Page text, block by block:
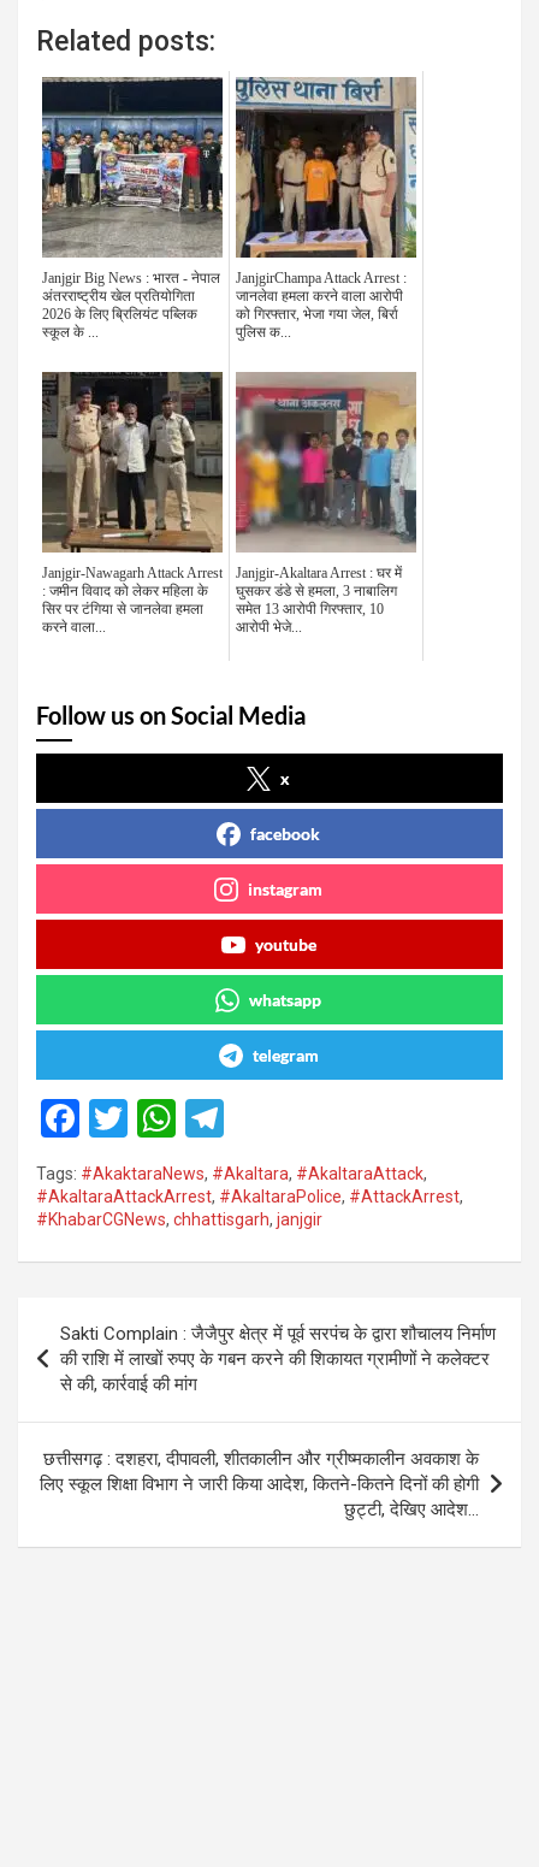
Related posts:
Janjgir Big News : भारत - नेपाल
अंतरराष्ट्रीय खेल प्रतियोगिता
2026 के लिए ब्रिलियंट पब्लिक
स्कूल के ...
JanjgirChampa Attack Arrest :
जानलेवा हमला करने वाला आरोपी
को गिरफ्तार, भेजा गया जेल, बिर्रा
पुलिस क...
Janjgir-Nawagarh Attack Arrest
: जमीन विवाद को लेकर महिला के
सिर पर टंगिया से जानलेवा हमला
करने वाला...
Janjgir-Akaltara Arrest : घर में
घुसकर डंडे से हमला, 3 नाबालिग
समेत 13 आरोपी गिरफ्तार, 10
आरोपी भेजे...
Follow us on Social Media
x
facebook
instagram
youtube
whatsapp
telegram
F
a
ce
b
o
k
T
wi
tt
er
W
at
s
A
p
el
e
gr
a
m
Tags: #AkaktaraNews, #Akaltara, #AkaltaraAttack,
#AkaltaraAttackArrest, #AkaltaraPolice, #AttackArrest,
#KhabarCGNews, chhattisgarh, janjgir
navigation
Sakti Complain : जैजैपुर क्षेत्र में पूर्व सरपंच के द्वारा शौचालय निर्माण
की राशि में लाखों रुपए के गबन करने की शिकायत ग्रामीणों ने कलेक्टर
से की, कार्रवाई की मांग
छत्तीसगढ़ : दशहरा, दीपावली, शीतकालीन और ग्रीष्मकालीन अवकाश के
लिए स्कूल शिक्षा विभाग ने जारी किया आदेश, कितने-कितने दिनों की होगी
छुट्टी, देखिए आदेश…